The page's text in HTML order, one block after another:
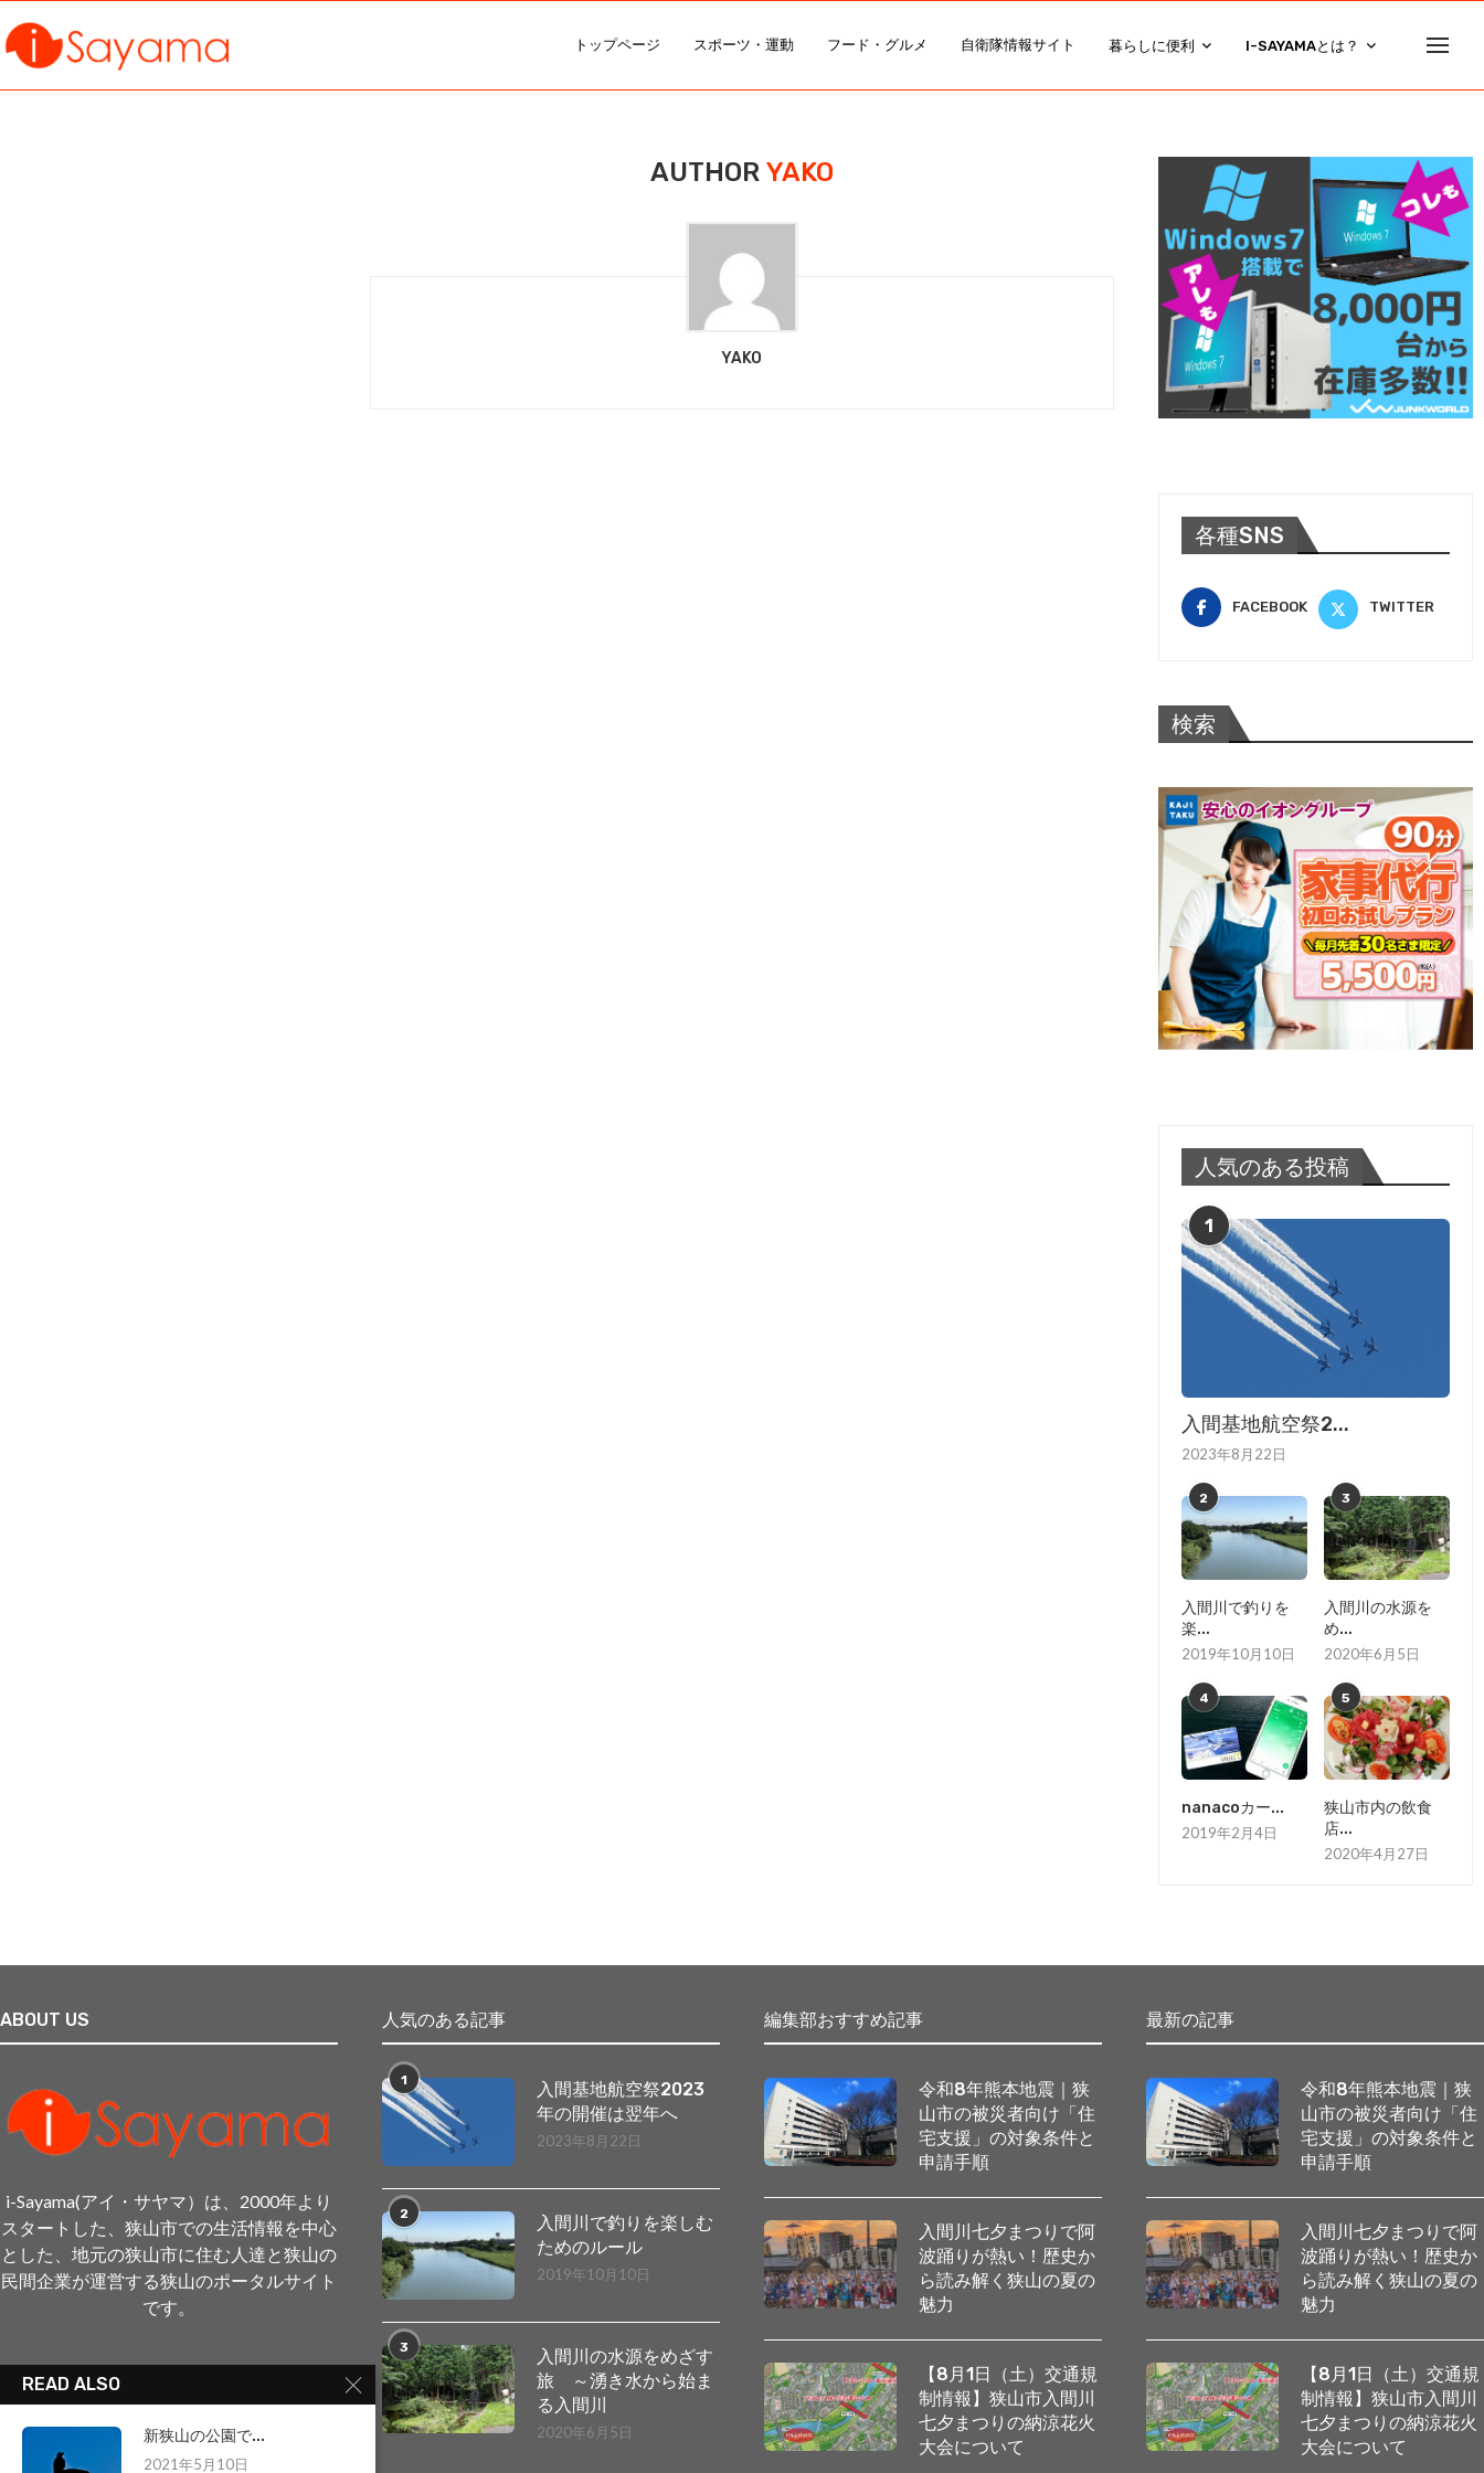
トップページ スポーツ・運動 フード・グルメ 自衛隊情報サイト 暮らしに便利 I-SAYAMAとは？
AUTHOR YAKO
YAKO
各種SNS
FACEBOOK TWITTER
検索
人気のある投稿
1
入間基地航空祭2...
2023年8月22日
2
入間川で釣りを
楽...
2019年10月10日
3
入間川の水源を
め...
2020年6月5日
4
nanacoカー...
2019年2月4日
5
狭山市内の飲食
店...
2020年4月27日
ABOUT US
i-Sayama(アイ・サヤマ）は、2000年より
スタートした、狭山市での生活情報を中心
とした、地元の狭山市に住む人達と狭山の
民間企業が運営する狭山のポータルサイト
です。
人気のある記事
1
入間基地航空祭2023
年の開催は翌年へ
2023年8月22日
2
入間川で釣りを楽しむ
ためのルール
2019年10月10日
3
入間川の水源をめざす
旅 ～湧き水から始ま
る入間川
2020年6月5日
編集部おすすめ記事
令和8年熊本地震｜狭
山市の被災者向け「住
宅支援」の対象条件と
申請手順
入間川七夕まつりで阿
波踊りが熱い！歴史か
ら読み解く狭山の夏の
魅力
【8月1日（土）交通規
制情報】狭山市入間川
七夕まつりの納涼花火
大会について
最新の記事
令和8年熊本地震｜狭
山市の被災者向け「住
宅支援」の対象条件と
申請手順
入間川七夕まつりで阿
波踊りが熱い！歴史か
ら読み解く狭山の夏の
魅力
【8月1日（土）交通規
制情報】狭山市入間川
七夕まつりの納涼花火
大会について
READ ALSO
新狭山の公園で...
2021年5月10日